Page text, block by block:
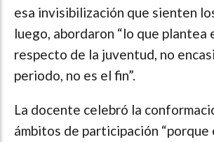
esa invisibilización que sienten
luego, abordaron “lo que plantea
respecto de la juventud, no
periodo, no es el fin”.
La docente celebró la
ámbitos de participación